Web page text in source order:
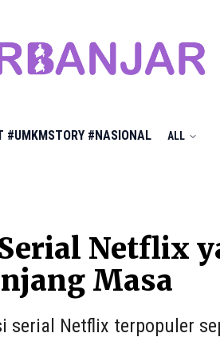
#UMKMSTORY #NASIONAL ALL
Netflix
Masa
serial Netflix terpopuler